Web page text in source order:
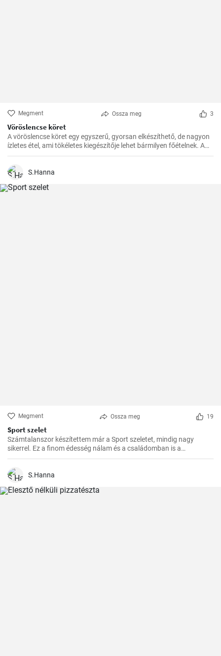
Megment Ossza meg 3
Vöröslencse köret
A vöröslencse köret egy egyszerű, gyorsan elkészíthető, de nagyon
ízletes étel, ami tökéletes kiegészítője lehet bármilyen főételnek. A
lencse nagyon egészséges, remek fehérje- és rostforrás, így jól illik a
S.Hanna
Megment Ossza meg 19
Sport szelet
Számtalanszor készítettem már a Sport szeletet, mindig nagy
sikerrel. Ez a finom édesség nálam és a családomban is a
kedvencek közé tartozik. Szívesen készítem el ajándékba is, a
S.Hanna